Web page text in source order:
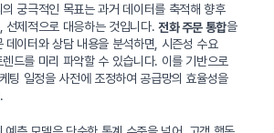
궁극적인 목표는 과거 데이터를 축적해 향후
선제적으로 대응하는 것입니다. 전화 주문 통합을
데이터와 상담 내용을 분석하면, 시즌성 수요
드를 미리 파악할 수 있습니다. 이를 기반으로
팅 일정을 사전에 조정하여 공급망의 효율성을